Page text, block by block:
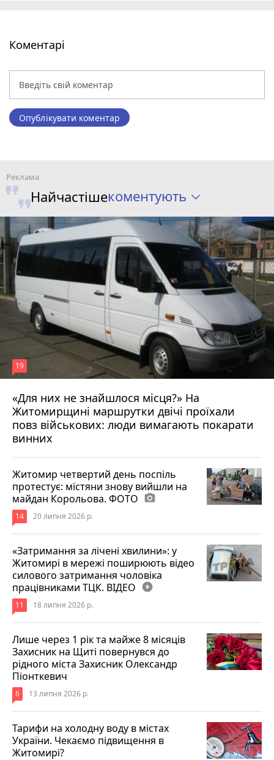
Коментарі
Опублікувати коментар
Найчастішекоментують
«Для них не знайшлося місця?» На
Житомирщині маршрутки двічі проїхали
повз військових: люди вимагають покарати
винних
19
17 липня 2026 р.
Житомир четвертий день поспіль
протестує: містяни знову вийшли на
майдан Корольова. ФОТО photo_camera
14 20 липня 2026 р.
«Затримання за лічені хвилини»: у
Житомирі в мережі поширюють відео
силового затримання чоловіка
працівниками ТЦК. ВІДЕО play_circle_filled
11 18 липня 2026 р.
Лише через 1 рік та майже 8 місяців
Захисник на Щиті повернувся до
рідного міста Захисник Олександр
Піонткевич
6 13 липня 2026 р.
Тарифи на холодну воду в містах
України. Чекаємо підвищення в
Житомирі?